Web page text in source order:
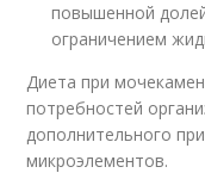
повышенной
ограничением
Диета при
потребностей
дополнительного
микроэлементов.